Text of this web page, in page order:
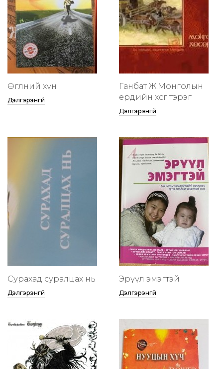
Өглөөний хүн
Дэлгэрэнгүй
Ганбат Ж.Монголын
ердийн хөсөг тэрэг
Дэлгэрэнгүй
Сурахад суралцах нь
Дэлгэрэнгүй
Эрүүл эмэгтэй
Дэлгэрэнгүй